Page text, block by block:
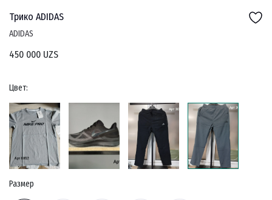
Трико ADIDAS
ADIDAS
450 000 UZS
Цвет:
Размер